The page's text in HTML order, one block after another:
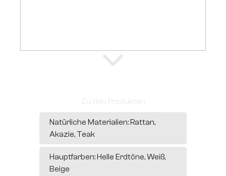
Natürliche Materialien: Rattan,
Akazie, Teak
Hauptfarben: Helle Erdtöne, Weiß,
Beige